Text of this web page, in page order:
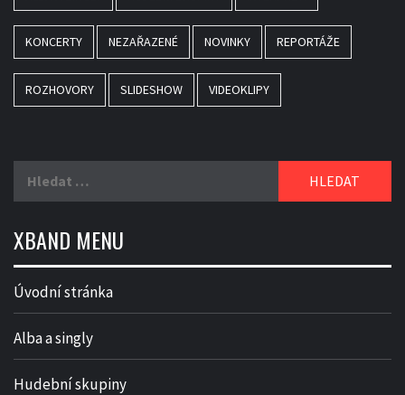
KONCERTY NEZAŘAZENÉ NOVINKY REPORTÁŽE
ROZHOVORY SLIDESHOW VIDEOKLIPY
XBAND MENU
Úvodní stránka
Alba a singly
Hudební skupiny